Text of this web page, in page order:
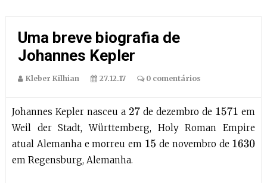
Uma breve biografia de
Johannes Kepler
Kleber Kilhian 27.12.17 0 comentários
Johannes Kepler nasceu a 27 de dezembro de 1571
em
Weil der Stadt, Württemberg, Holy Roman Empire
atual Alemanha e morreu em 15 de novembro de 1630
em Regensburg, Alemanha.